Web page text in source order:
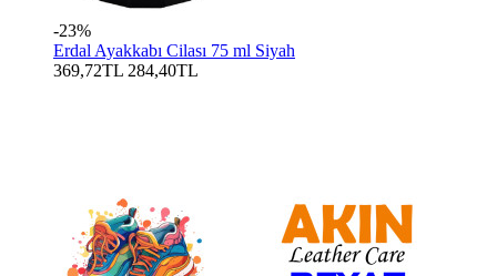
-23%
Erdal Ayakkabı Cilası 75 ml Siyah
369,72TL 284,40TL